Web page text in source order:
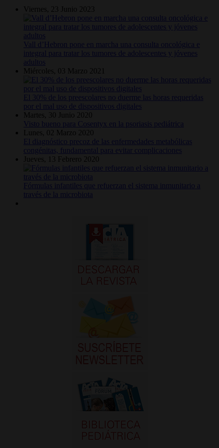
Viernes, 23 Junio 2023
Vall d’Hebron pone en marcha una consulta oncológica e
integral para tratar los tumores de adolescentes y jóvenes
adultos
Miércoles, 03 Marzo 2021
El 30% de los preescolares no duerme las horas requeridas
por el mal uso de dispositivos digitales
Martes, 30 Junio 2020
Visto bueno para Cosentyx en la psoriasis pediátrica
Lunes, 02 Marzo 2020
El diagnóstico precoz de las enfermedades metabólicas
congénitas, fundamental para evitar complicaciones
Jueves, 13 Febrero 2020
Fórmulas infantiles que refuerzan el sistema inmunitario a
través de la microbiota